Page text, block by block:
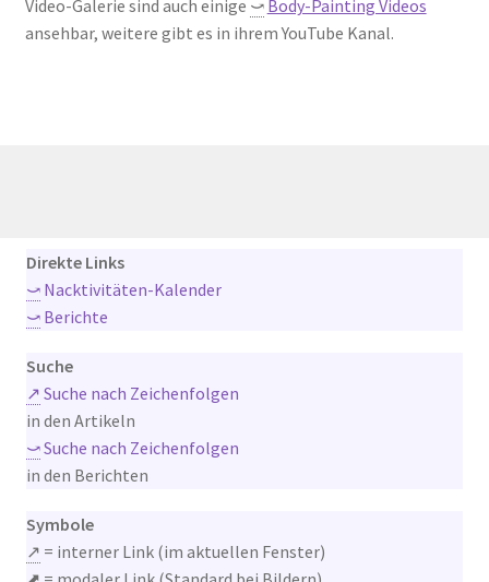
Video-Gale­rie sind auch eini­ge ⤻ Body-Pain­ting Vide­os
anseh­bar, wei­te­re gibt es in ihrem You­Tube Kanal.
Direkte Links
⤻ Nacktivitäten-Kalender
⤻ Berichte
Suche
↗ Suche nach Zeichenfolgen
in den Artikeln
⤻Suche nach Zeichenfolgen
in den Berichten
Symbole
↗ = interner Link (im aktuellen Fenster)